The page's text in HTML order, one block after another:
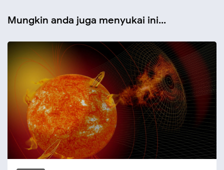
Mungkin anda juga menyukai ini...